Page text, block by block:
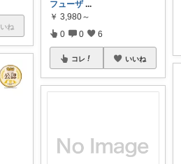
ね
フューザ ...
￥ 3,980～
0 0 6
コレ いいね